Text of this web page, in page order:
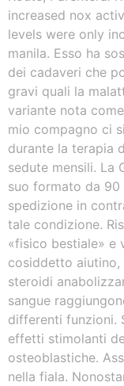
increased nox
levels were only
manila. Esso ha
dei cadaveri che
gravi quali la
variante nota
mio compagno ci
durante la terapia
sedute mensili. La
suo formato da 90
spedizione in
tale condizione.
«fisico bestiale» e
cosiddetto
steroidi
sangue
differenti funzioni.
effetti stimolanti
osteoblastiche.
nella fiala.